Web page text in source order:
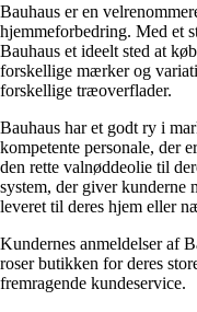
Bauhaus er en
hjemmeforbedring. Med et
Bauhaus et ideelt sted at
forskellige mærker og
forskellige træoverflader.
Bauhaus har et godt ry i
kompetente personale, der
den rette valnøddeolie til
system, der giver kunderne
leveret til deres hjem eller
Kundernes anmeldelser af
roser butikken for deres
fremragende kundeservice.